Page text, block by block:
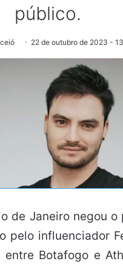
público.
22 de outubro de 2023 -
de Janeiro negou o
pelo influenciador
Botafogo e